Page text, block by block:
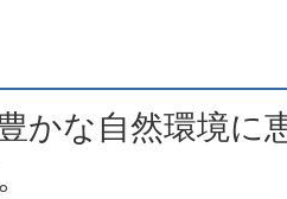
かな自然環境に